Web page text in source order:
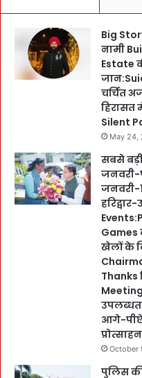
Big
नामी
Estate
चर्चित
हिरासत
Silent
May 24,
सबसे
जनवरी-
जनवरी-
Games
खेलों के
Thanks
आगे-
October
पुलिस